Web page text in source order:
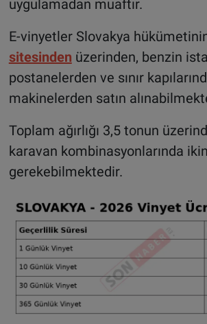
uygulamadan muaftır.
E-vinyetler Slovakya
sitesinden üzerinden, benzin
postanelerden ve sınır
makinelerden satın
Toplam ağırlığı 3,5 tonun
karavan kombinasyonlarında
gerekebilmektedir.